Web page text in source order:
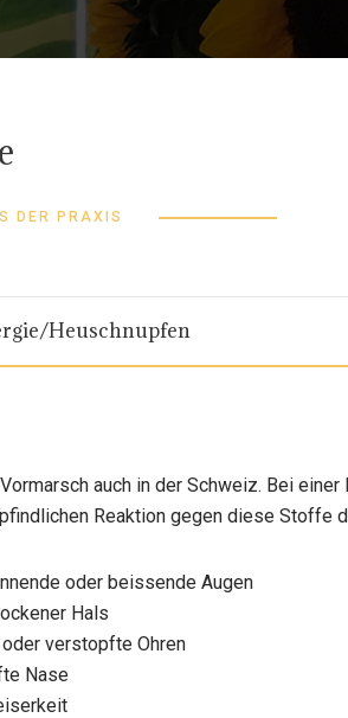
DER PRAXIS
Heuschnupfen
auch in der Schweiz. Bei
Reaktion gegen diese Stoffe
oder beissende Augen
Hals
verstopfte Ohren
Nase